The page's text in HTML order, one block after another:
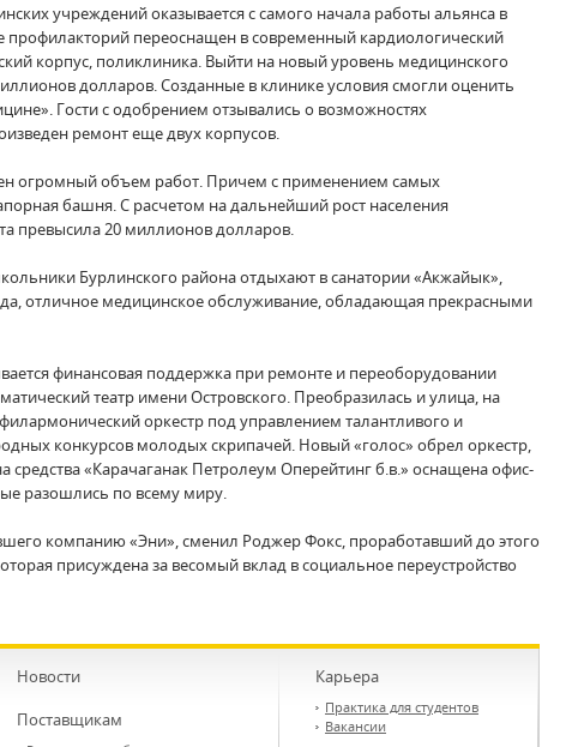
учреждений оказывается с самого начала работы альянса в
переоснащен в современный кардиологический
корпус, поликлиника. Выйти на новый уровень медицинского
долларов. Созданные в клинике условия смогли оценить
Гости с одобрением отзывались о возможностях
ремонт еще двух корпусов.
огромный объем работ. Причем с применением самых
башня. С расчетом на дальнейший рост населения
превысила 20 миллионов долларов.
Бурлинского района отдыхают в санатории «Акжайык»,
отличное медицинское обслуживание, обладающая прекрасными
финансовая поддержка при ремонте и переоборудовании
театр имени Островского. Преобразилась и улица, на
оркестр под управлением талантливого и
конкурсов молодых скрипачей. Новый «голос» обрел оркестр,
«Карачаганак Петролеум Оперейтинг б.в.» оснащена офис-
разошлись по всему миру.
компанию «Эни», сменил Роджер Фокс, проработавший до этого
присуждена за весомый вклад в социальное переустройство
Новости
Поставщикам
Карьера
Практика для студентов
Вакансии